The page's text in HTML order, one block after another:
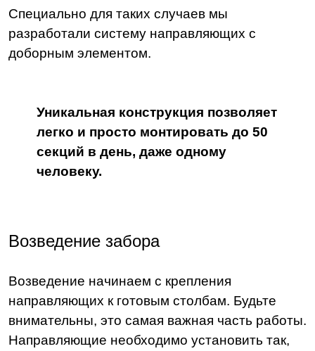
Специально для таких случаев мы
разработали систему направляющих с
доборным элементом.
Уникальная конструкция позволяет
легко и просто монтировать до 50
секций в день, даже одному
человеку.
Возведение забора
Возведение начинаем с крепления
направляющих к готовым столбам. Будьте
внимательны, это самая важная часть работы.
Направляющие необходимо установить так,